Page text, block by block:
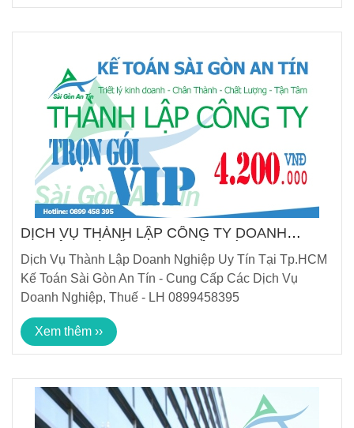
DỊCH VỤ THÀNH LẬP CÔNG TY DOANH
Dịch Vụ Thành Lập Doanh Nghiệp Uy Tín Tại Tp.HCM
Kế Toán Sài Gòn An Tín - Cung Cấp Các Dịch Vụ
Doanh Nghiệp, Thuế - LH 0899458395
Xem thêm ››